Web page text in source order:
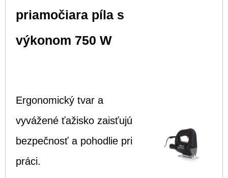
priamočiara píla s
výkonom 750 W
Ergonomický tvar a
vyvážené ťažisko zaisťujú
bezpečnosť a pohodlie pri
práci.